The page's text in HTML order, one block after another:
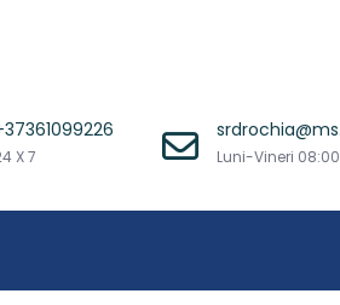
X 7 Luni-Vineri